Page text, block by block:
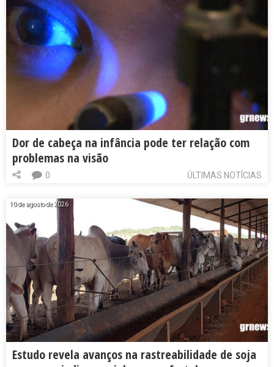
Dor de cabeça na infância pode ter relação com
problemas na visão
ÚLTIMAS NOTÍCIAS
0
10 de agosto de 2026
Estudo revela avanços na rastreabilidade de soja